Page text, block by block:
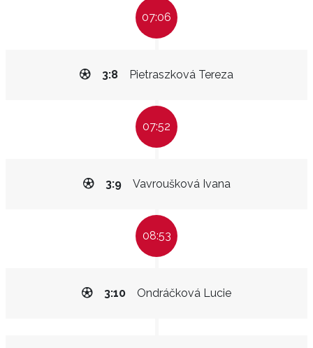
07:06
Pietraszková Tereza
3:8
07:52
Vavroušková Ivana
3:9
08:53
Ondráčková Lucie
3:10